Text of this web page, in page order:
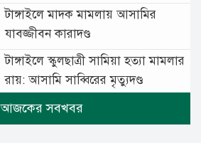
টাঙ্গাইলে মাদক মামলায় আসামির
যাবজ্জীবন কারাদণ্ড
টাঙ্গাইলে স্কুলছাত্রী সামিয়া হত্যা মামলার
রায়: আসামি সাব্বিরের মৃত্যুদণ্ড
টানা বৃষ্টিতে টাঙ্গাইলে বিপর্যস্ত জনজীবন